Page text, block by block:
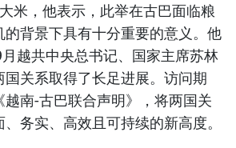
米，他表示，此举在古巴面临粮
背景下具有十分重要的意义。他
越共中央总书记、国家主席苏林
关系取得了长足进展。访问期
南-古巴联合声明》，将两国关
务实、高效且可持续的新高度。